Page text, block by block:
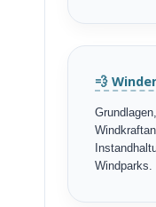
💨
Windparks.